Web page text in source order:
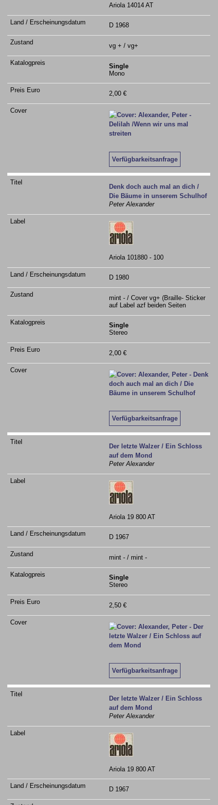
Ariola 14014 AT
D 1968
vg + / vg+
Single
Mono
2,00 €
Verfügbarkeitsanfrage
Denk doch auch mal an dich /
Die Bäume in unserem Schulhof
Peter Alexander
Ariola 101880 - 100
D 1980
mint - / Cover vg+ (Braille- Sticker
auf Label azf beiden Seiten
Single
Stereo
2,00 €
Verfügbarkeitsanfrage
Der letzte Walzer / Ein Schloss
auf dem Mond
Peter Alexander
Ariola 19 800 AT
D 1967
mint - / mint -
Single
Stereo
2,50 €
Verfügbarkeitsanfrage
Der letzte Walzer / Ein Schloss
auf dem Mond
Peter Alexander
Ariola 19 800 AT
D 1967